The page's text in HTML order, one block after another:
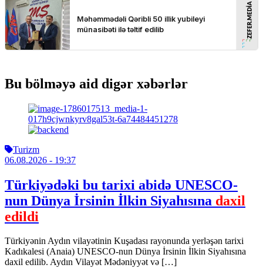
Bu bölməyə aid digər xəbərlər
Turizm
06.08.2026 - 19:37
Türkiyədəki bu tarixi abidə UNESCO-
nun Dünya İrsinin İlkin Siyahısına daxil
edildi
Türkiyənin Aydın vilayətinin Kuşadası rayonunda yerləşən tarixi
Kadıkalesi (Anaia) UNESCO-nun Dünya İrsinin İlkin Siyahısına
daxil edilib. Aydın Vilayət Mədəniyyət və […]